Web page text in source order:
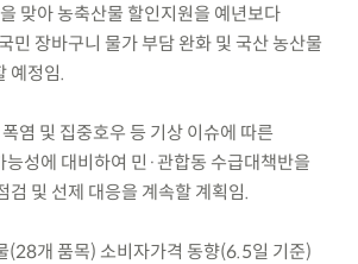
맞아 농축산물 할인지원을 예년보다
민 장바구니 물가 부담 완화 및 국산 농산물
예정임.
염 및 집중호우 등 기상 이슈에 따른
성에 대비하여 민·관합동 수급대책반을
검 및 선제 대응을 계속할 계획임.
(28개 품목) 소비자가격 동향(6.5일 기준)